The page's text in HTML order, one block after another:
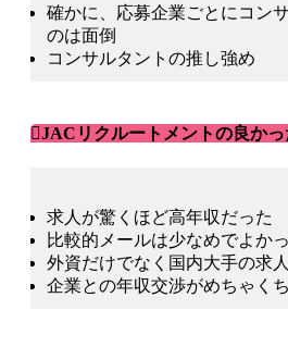
確かに、応募企業ごとに コン
のは面倒
コンサルタントの推し強め
JACリクルートメントの良かっ
求人が驚くほど高年収だった
比較的 メールは少なめでよか
外資だけでなく 国内大手の求人
企業との年収交渉がめちゃく